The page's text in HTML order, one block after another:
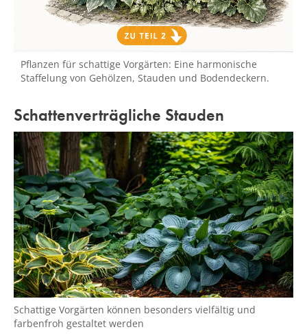
Pflanzen für schattige Vorgärten: Eine harmonische
Staffelung von Gehölzen, Stauden und Bodendeckern.
Schattenverträgliche Stauden
Schattige Vorgärten können besonders vielfältig und
farbenfroh gestaltet werden